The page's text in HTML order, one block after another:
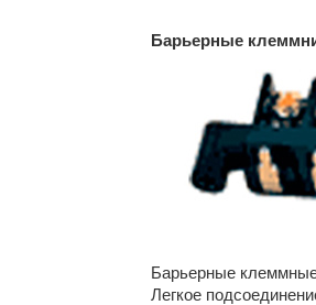
Барьерные
Барьерные
Легкое